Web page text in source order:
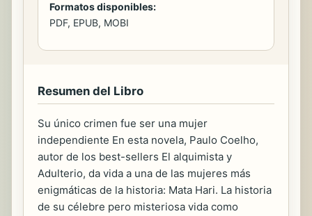
Formatos disponibles:
PDF, EPUB, MOBI
Resumen del Libro
Su único crimen fue ser una mujer
independiente En esta novela, Paulo Coelho,
autor de los best-sellers El alquimista y
Adulterio, da vida a una de las mujeres más
enigmáticas de la historia: Mata Hari. La historia
de su célebre pero misteriosa vida como